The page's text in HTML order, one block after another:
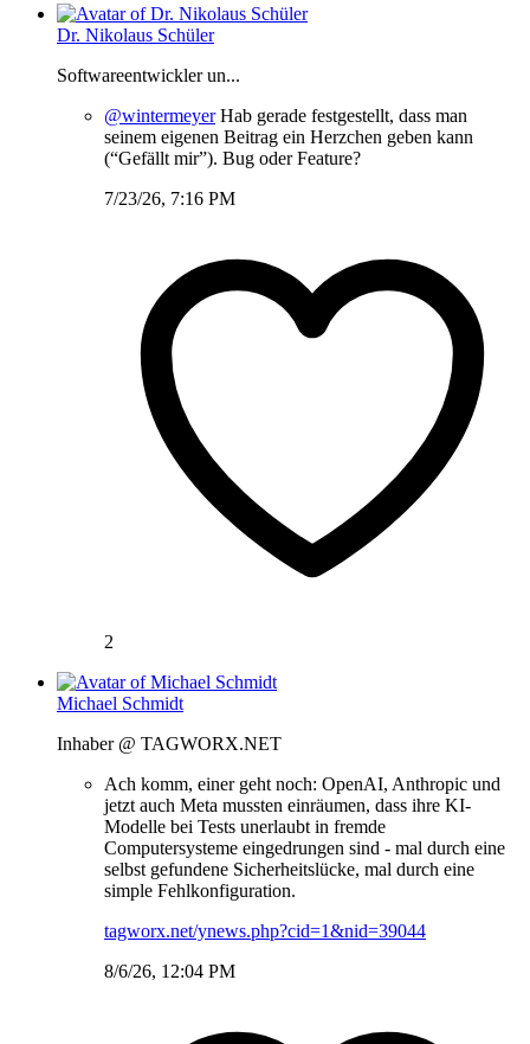
Dr. Nikolaus Schüler
Softwareentwickler un...
@wintermeyerHab gerade festgestellt, dass man
seinem eigenen Beitrag ein Herzchen geben kann
(“Gefällt mir”). Bug oder Feature?
7/23/26, 7:16 PM
2
Michael Schmidt
Inhaber @ TAGWORX.NET
Ach komm, einer geht noch: OpenAI, Anthropic und
jetzt auch Meta mussten einräumen, dass ihre KI-
Modelle bei Tests unerlaubt in fremde
Computersysteme eingedrungen sind - mal durch eine
selbst gefundene Sicherheitslücke, mal durch eine
simple Fehlkonfiguration.
tagworx.net/ynews.php?cid=1&nid=39044
8/6/26, 12:04 PM